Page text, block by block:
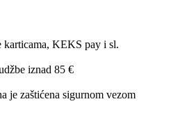
karticama, KEKS pay i sl.
iznad 85 €
je zaštićena sigurnom vezom